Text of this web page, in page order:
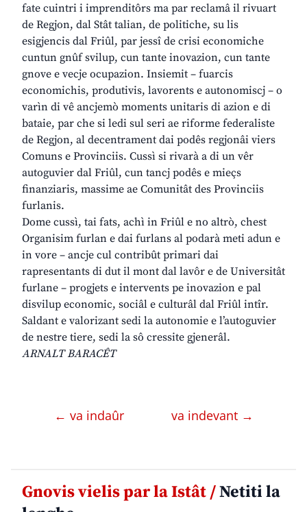
fate cuintri i imprenditôrs ma par reclamâ il rivuart
de Regjon, dal Stât talian, de politiche, su lis
esigjencis dal Friûl, par jessî de crisi economiche
cuntun gnûf svilup, cun tante inovazion, cun tante
gnove e vecje ocupazion. Insiemit – fuarcis
economichis, produtivis, lavorents e autonomiscj – o
varìn di vê ancjemò moments unitaris di azion e di
bataie, par che si ledi sul seri ae riforme federaliste
de Regjon, al decentrament dai podês regjonâi viers
Comuns e Provinciis. Cussì si rivarà a di un vêr
autoguvier dal Friûl, cun tancj podês e mieçs
finanziaris, massime ae Comunitât des Provinciis
furlanis.
Dome cussì, tai fats, achì in Friûl e no altrò, chest
Organisim furlan e dai furlans al podarà meti adun e
in vore – ancje cul contribût primari dai
rapresentants di dut il mont dal lavôr e de Universitât
furlane – progjets e intervents pe inovazion e pal
disvilup economic, sociâl e culturâl dal Friûl intîr.
Saldant e valorizant sedi la autonomie e l’autoguvier
de nestre tiere, sedi la sô cressite gjenerâl.
ARNALT BARACÊT
← va indaûr va indevant →
Gnovis vielis par la Istât /Netiti la